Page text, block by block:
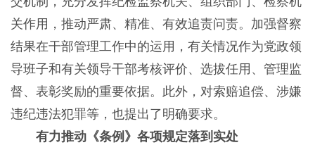
关作用，推动严肃、精准、有效追责问责。加强督察
结果在干部管理工作中的运用，有关情况作为党政领
导班子和有关领导干部考核评价、选拔任用、管理监
督、表彰奖励的重要依据。此外，对索赔追偿、涉嫌
违纪违法犯罪等，也提出了明确要求。
有力推动《条例》各项规定落到实处